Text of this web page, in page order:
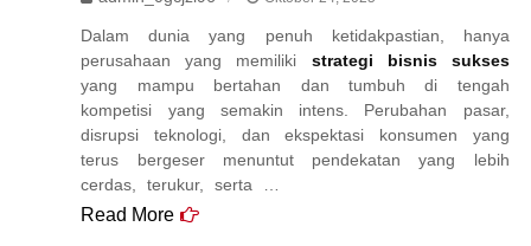
Dalam dunia yang penuh ketidakpastian, hanya
perusahaan yang memiliki strategi bisnis sukses
yang mampu bertahan dan tumbuh di tengah
kompetisi yang semakin intens. Perubahan pasar,
disrupsi teknologi, dan ekspektasi konsumen yang
terus bergeser menuntut pendekatan yang lebih
cerdas, terukur, serta …
Read More